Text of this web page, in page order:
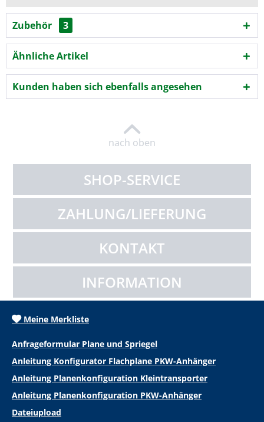
Zubehör 3
Ähnliche Artikel
Kunden haben sich ebenfalls angesehen
nach oben
SHOP-SERVICE
ZAHLUNG/LIEFERUNG
KONTAKT
INFORMATION
Meine Merkliste
Anfrageformular Plane und Spriegel
Anleitung Konfigurator Flachplane PKW-Anhänger
Anleitung Planenkonfiguration Kleintransporter
Anleitung Planenkonfiguration PKW-Anhänger
Dateiupload